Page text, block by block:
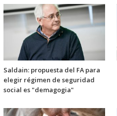
Saldain: propuesta del FA para
elegir régimen de seguridad
social es "demagogia"